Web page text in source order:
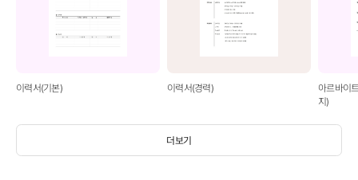
더보기
이력서(기본) 이력서(경력)
아르바이
지)